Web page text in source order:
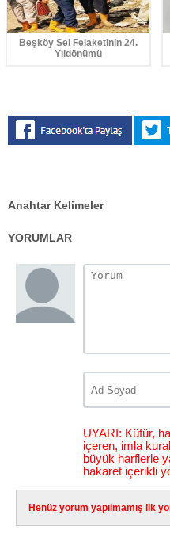
Beşköy Sel Felaketinin 24.
Yıldönümü
Anahtar Kelimeler
YORUMLAR
UYARI: Küfür,
içeren, imla
büyük harflerle
hakaret içerikli
Henüz yorum yapılmamış ilk